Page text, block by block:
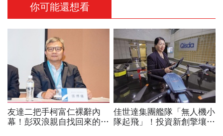
你可能還想看
友達二把手柯富仁裸辭內
幕！彭双浪親自找回來的接
佳世達集團艦隊「無人機小
隊起飛」！投資新創擎壤、